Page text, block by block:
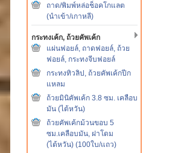
ถาด/พิมพ์หล่อช็อคโกแลต
(นำเข้า/เกาหลี)
กระทงเค้ก, ถ้วยคัพเค้ก
แผ่นฟอยล์, ถาดฟอยล์, ถ้วย
ฟอยล์, กระทงจีบฟอยล์
กระทงทิวลิป, ถ้วยคัพเค้กปีก
แหลม
ถ้วยมินิคัพเค้ก 3.8 ซม. เคลือบ
มัน (ไต้หวัน)
ถ้วยคัพเค้กม้วนขอบ 5
ซม.เคลือบมัน, ฝาโดม
(ไต้หวัน) (100ใบ/แถว)